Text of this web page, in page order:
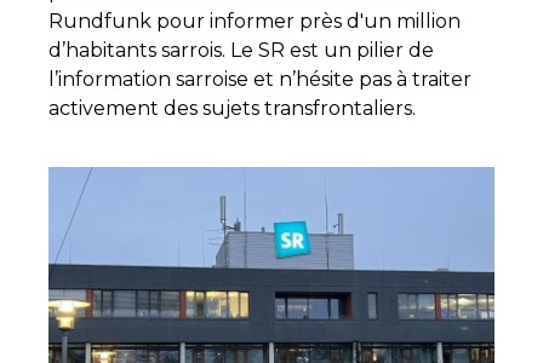
Rundfunk pour informer près d'un million
d’habitants sarrois. Le SR est un pilier de
l’information sarroise et n’hésite pas à traiter
activement des sujets transfrontaliers.